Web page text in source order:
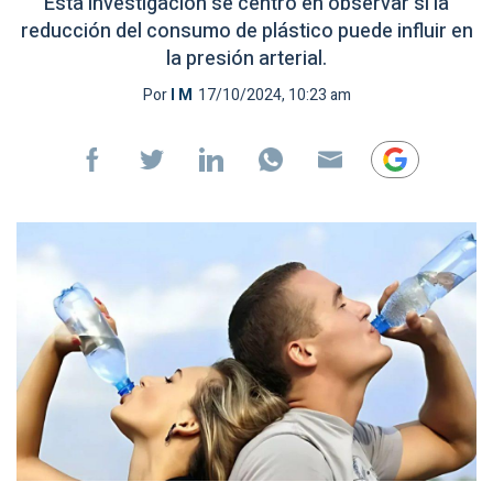
reducción del consumo de plástico puede influir en
la presión arterial.
PorI M 17/10/2024, 10:23 am